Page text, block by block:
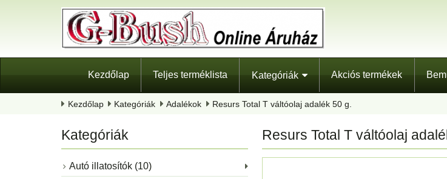
Kezdőlap Teljes terméklista Kategóriák Akciós termékek
Kezdőlap Kategóriák Adalékok Resurs Total T váltóolaj adalék 50 g.
Resurs Total T váltóolaj
Kategóriák
Autó illatosítók (10)